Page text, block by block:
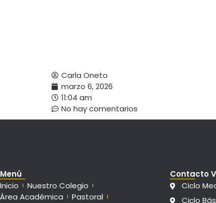
Carla Oneto
marzo 6, 2026
11:04 am
No hay comentarios
Menú
Inicio
Nuestro Colegio
Área Académica
Pastoral
Contacto
Ciclo
Ciclo